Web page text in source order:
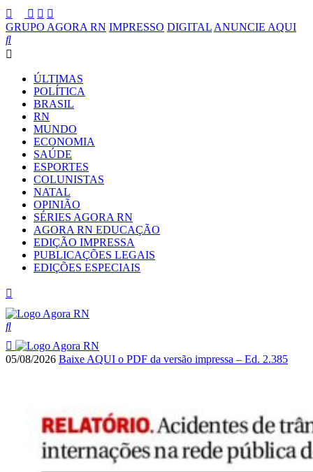
GRUPO AGORA RN IMPRESSO DIGITAL ANUNCIE AQUI
ÚLTIMAS
POLÍTICA
BRASIL
RN
MUNDO
ECONOMIA
SAÚDE
ESPORTES
COLUNISTAS
NATAL
OPINIÃO
SÉRIES AGORA RN
AGORA RN EDUCAÇÃO
EDIÇÃO IMPRESSA
PUBLICAÇÕES LEGAIS
EDIÇÕES ESPECIAIS
05/08/2026 Baixe AQUI o PDF da versão impressa – Ed. 2.385